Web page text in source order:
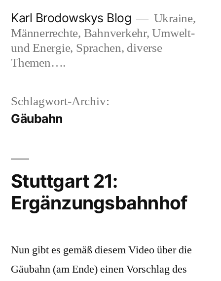
Inhalt
springen
Karl Brodowskys Blog
Ukraine,
Männerrechte, Bahnverkehr, Umwelt-
und Energie, Sprachen, diverse
Themen….
Schlagwort-Archiv:
Gäubahn
Stuttgart 21:
Ergänzungsbahnhof
Nun gibt es gemäß diesem Video über die
Gäubahn (am Ende) einen Vorschlag des